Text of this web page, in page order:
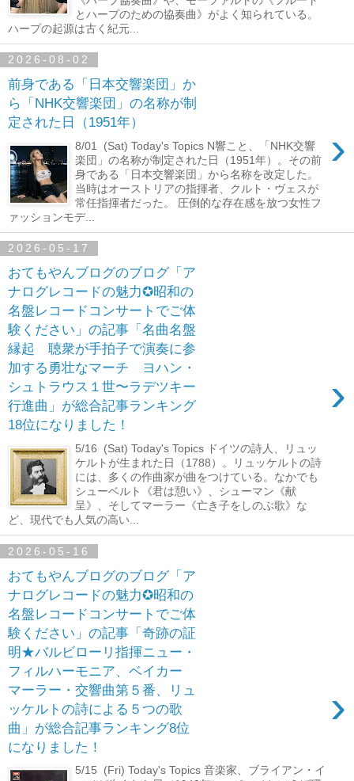
とハープのための協奏曲》がよく知られている。
ハープの起源は古く紀元...
2026-08-02
前身である「日本交響楽団」か
ら「NHK交響楽団」の名称が制
定された日（1951年）
›
8/01 (Sat) Today's Topics N響こと、「NHK交響
楽団」の名称が制定された日（1951年）。その前
身である「日本交響楽団」から名称を改定した。
当時はオーストリアの指揮者、クルト・ヴェスが
常任指揮者だった。 圧倒的な存在感を放つ女性フ
ァッションモデ...
2026-05-17
おてもやんブログのブログ「ア
ナログレコードの魅力✪昭和の
名盤レコードコンサートでご体
験ください」の記事「名曲名盤
縁起 聴衆が手拍子で演奏に参
加する勇壮なマーチ ヨハン・
シュトラウス１世〜ラデツキー
行進曲」が総合記事ランキング
18位になりました！
›
5/16 (Sat) Today's Topics ドイツの詩人、リュッ
ケルトが生まれた日（1788）。リュッケルトの詩
には、多くの作曲家が曲をつけている。なかでも
シューベルト《君は憩い》、シューマン《献
呈》、そしてマーラー《亡き子をしのぶ歌》な
ど、現代でも人気の高い...
2026-05-16
おてもやんブログのブログ「ア
ナログレコードの魅力✪昭和の
名盤レコードコンサートでご体
験ください」の記事「奇跡の証
明★バルビローリ指揮ニュー・
フィルハーモニア、ベイカー
マーラー・交響曲第５番、リュ
ッケルトの詩による５つの歌
曲」が総合記事ランキング8位
になりました！
›
5/15 (Fri) Today's Topics 音楽家、ブライアン・イ